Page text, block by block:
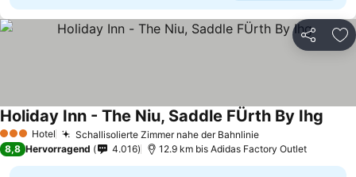
Teilen
3 SterneHotel Schallisolierte Zimmer nahe der BahnliniePreise sehen
Holiday Inn - The Niu, Saddle FÜrth By Ihg
8,8 Hervorragend 4.016 12.9 km bis Adidas Factory Outlet